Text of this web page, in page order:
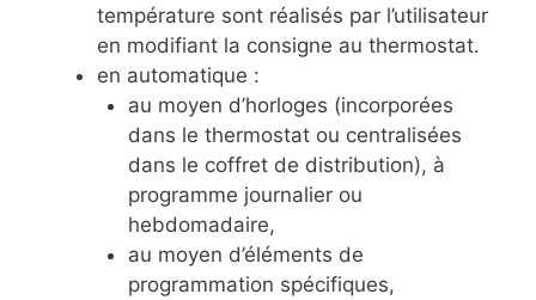
température sont réalisés par l’utilisateur
en modifiant la consigne au thermostat.
en automatique :
au moyen d’horloges (incorporées
dans le thermostat ou centralisées
dans le coffret de distribution), à
programme journalier ou
hebdomadaire,
au moyen d’éléments de
programmation spécifiques,